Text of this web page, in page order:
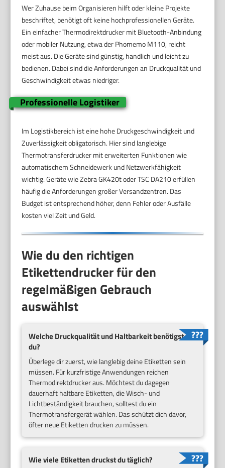
Wer Zuhause beim Organisieren hilft oder kleine Projekte
beschriftet, benötigt oft keine hochprofessionellen Geräte.
Ein einfacher Thermodirektdrucker mit Bluetooth-Anbindung
oder mobiler Nutzung, etwa der Phomemo M110, reicht
meist aus. Die Geräte sind günstig, handlich und leicht zu
bedienen. Dabei sind die Anforderungen an Druckqualität und
Geschwindigkeit etwas niedriger.
Professionelle Logistiker
Im Logistikbereich ist eine hohe Druckgeschwindigkeit und
Zuverlässigkeit obligatorisch. Hier sind langlebige
Thermotransferdrucker mit erweiterten Funktionen wie
automatischem Schneidewerk und Netzwerkfähigkeit
wichtig. Geräte wie Zebra GK420t oder TSC DA210 erfüllen
häufig die Anforderungen großer Versandzentren. Das
Budget ist entsprechend höher, denn Fehler oder Ausfälle
kosten viel Zeit und Geld.
Wie du den richtigen
Etikettendrucker für den
regelmäßigen Gebrauch
auswählst
Welche Druckqualität und Haltbarkeit benötigst
du?
Überlege dir zuerst, wie langlebig deine Etiketten sein
müssen. Für kurzfristige Anwendungen reichen
Thermodirektdrucker aus. Möchtest du dagegen
dauerhaft haltbare Etiketten, die Wisch- und
Lichtbeständigkeit brauchen, solltest du ein
Thermotransfergerät wählen. Das schützt dich davor,
öfter neue Etiketten drucken zu müssen.
Wie viele Etiketten druckst du täglich?